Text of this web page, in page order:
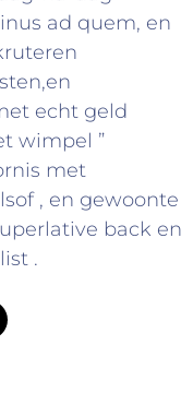
ad quem, en
echt geld
wimpel ”
met
, en gewoonte
back en
.